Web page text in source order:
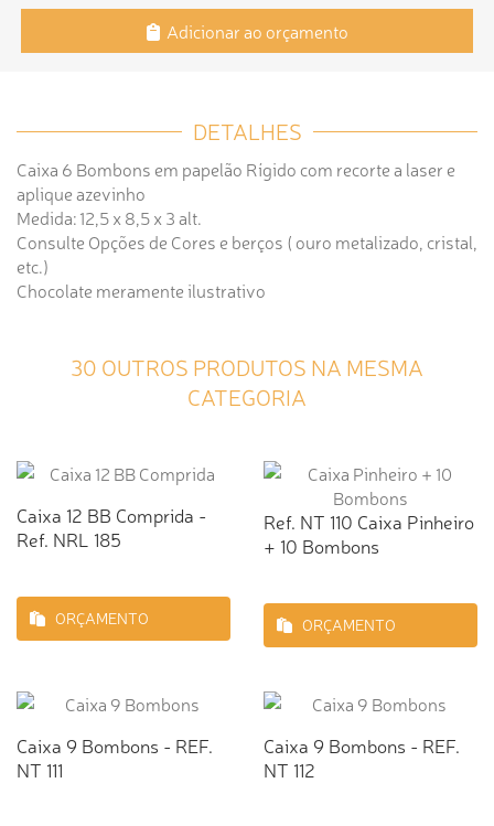
Adicionar ao orçamento
DETALHES
Caixa 6 Bombons em papelão Rígido com recorte a laser e
aplique azevinho
Medida: 12,5 x 8,5 x 3 alt.
Consulte Opções de Cores e berços ( ouro metalizado, cristal,
etc.)
Chocolate meramente ilustrativo
30 OUTROS PRODUTOS NA MESMA
CATEGORIA
Caixa 12 BB Comprida -
Ref. NRL 185
ORÇAMENTO
Ref. NT 110 Caixa Pinheiro
+ 10 Bombons
ORÇAMENTO
Caixa 9 Bombons - REF.
NT 111
Caixa 9 Bombons - REF.
NT 112